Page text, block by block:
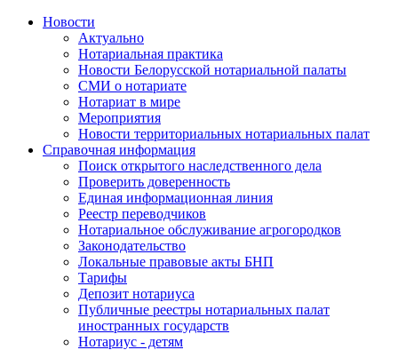
Новости
Актуально
Нотариальная практика
Новости Белорусской нотариальной палаты
СМИ о нотариате
Нотариат в мире
Мероприятия
Новости территориальных нотариальных палат
Справочная информация
Поиск открытого наследственного дела
Проверить доверенность
Единая информационная линия
Реестр переводчиков
Нотариальное обслуживание агрогородков
Законодательство
Локальные правовые акты БНП
Тарифы
Депозит нотариуса
Публичные реестры нотариальных палат
иностранных государств
Нотариус - детям